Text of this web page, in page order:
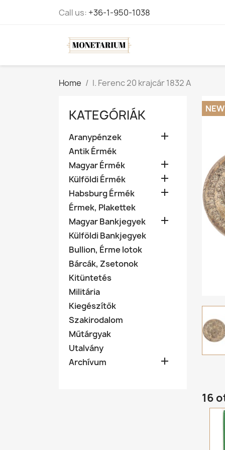
Call us: +36-1-950-1038
Home I. Ferenc 20 krajcár 1832 A
KATEGÓRIÁK
Aranypénzek 
Antik Érmék
Magyar Érmék

Külföldi Érmék 
Habsburg Érmék 
Érmek, Plakettek
Magyar Bankjegyek

Külföldi Bankjegyek
Bullion, Érme lotok
Bárcák, Zsetonok
Kitüntetés
Militária
Kiegészítők
Szakirodalom
Műtárgyak
Utalvány
Archívum

NEW
16